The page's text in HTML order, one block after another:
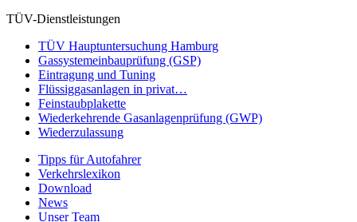
TÜV-Dienstleistungen
TÜV Hauptuntersuchung Hamburg
Gassystemeinbauprüfung (GSP)
Eintragung und Tuning
Flüssiggasanlagen in privat…
Feinstaubplakette
Wiederkehrende Gasanlagenprüfung (GWP)
Wiederzulassung
Tipps für Autofahrer
Verkehrslexikon
Download
News
Unser Team